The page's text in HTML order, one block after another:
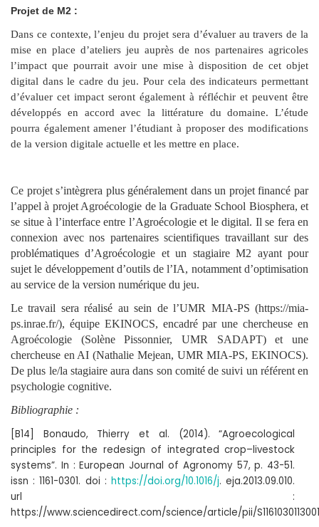
Projet de M2 :
Dans ce contexte, l’enjeu du projet sera d’évaluer au travers de la
mise en place d’ateliers jeu auprès de nos partenaires agricoles
l’impact que pourrait avoir une mise à disposition de cet objet
digital dans le cadre du jeu. Pour cela des indicateurs permettant
d’évaluer cet impact seront également à réfléchir et peuvent être
développés en accord avec la littérature du domaine. L’étude
pourra également amener l’étudiant à proposer des modifications
de la version digitale actuelle et les mettre en place.
Ce projet s’intègrera plus généralement dans un projet financé par
l’appel à projet Agroécologie de la Graduate School Biosphera, et
se situe à l’interface entre l’Agroécologie et le digital. Il se fera en
connexion avec nos partenaires scientifiques travaillant sur des
problématiques d’Agroécologie et un stagiaire M2 ayant pour
sujet le développement d’outils de l’IA, notamment d’optimisation
au service de la version numérique du jeu.
Le travail sera réalisé au sein de l’UMR MIA-PS (https://mia-
ps.inrae.fr/), équipe EKINOCS, encadré par une chercheuse en
Agroécologie (Solène Pissonnier, UMR SADAPT) et une
chercheuse en AI (Nathalie Mejean, UMR MIA-PS, EKINOCS).
De plus le/la stagiaire aura dans son comité de suivi un référent en
psychologie cognitive.
Bibliographie :
[B14] Bonaudo, Thierry et al. (2014). “Agroecological
principles for the redesign of integrated crop–livestock
systems”. In : European Journal of Agronomy 57, p. 43-51.
issn : 1161-0301. doi :https://doi.org/10.1016/j. eja.2013.09.010.
url :
https://www.sciencedirect.com/science/article/pii/